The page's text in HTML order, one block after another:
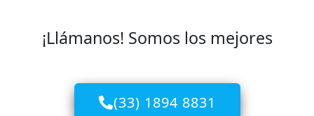
¡Llámanos! Somos los mejores
(33) 1894 8831